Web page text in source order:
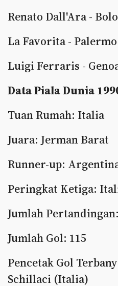
Renato Dall'Ara -
La Favorita - Palermo
Luigi Ferraris -
Data Piala Dunia
Tuan Rumah: Italia
Juara: Jerman Barat
Runner-up:
Peringkat Ketiga:
Jumlah
Jumlah Gol: 115
Pencetak Gol
Schillaci (Italia)